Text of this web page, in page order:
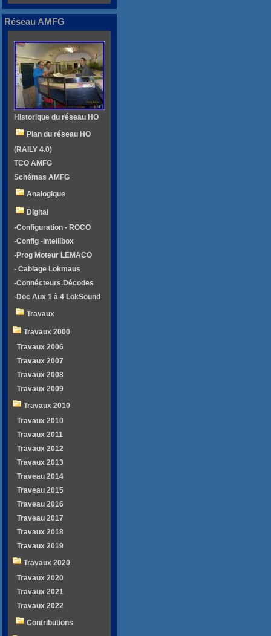
Réseau AMFG
Historique du réseau HO
Plan du réseau HO
(RAILY 4.0)
TCO AMFG
Schémas AMFG
Analogique
Digital
-Configuration - ROCO
-Config -Intellibox
-Prog Moteur LEMACO
- Cablage Lokmaus
-Connécteurs.Décodes
-Doc Aux 1 à 4 LokSound
Travaux
Travaux 2000
Travaux 2006
Travaux 2007
Travaux 2008
Travaux 2009
Travaux 2010
Travaux 2010
Travaux 2011
Travaux 2012
Travaux 2013
Traveau 2014
Traveau 2015
Traveau 2016
Traveau 2017
Travaux 2018
Travaux 2019
Travaux 2020
Travaux 2020
Travaux 2021
Travaux 2022
Contributions